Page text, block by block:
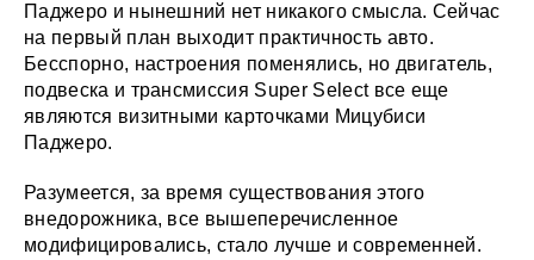
Паджеро и нынешний нет никакого смысла. Сейчас
на первый план выходит практичность авто.
Бесспорно, настроения поменялись, но двигатель,
подвеска и трансмиссия Super Select все еще
являются визитными карточками Мицубиси
Паджеро.
Разумеется, за время существования этого
внедорожника, все вышеперечисленное
модифицировались, стало лучше и современней.